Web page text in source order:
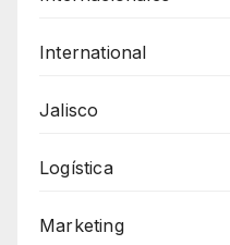
International
Jalisco
Logística
Marketing